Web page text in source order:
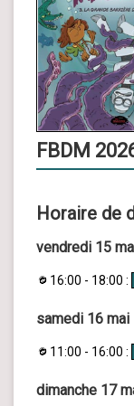
FBDM
Horaire de
vendredi 15
16:00 - 18:00 :
samedi 16 mai
11:00 - 16:00 :
dimanche 17